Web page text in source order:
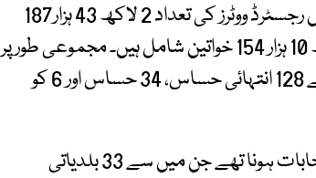
سندھ کے 14 اضلاع میں ضمنی انتخابی حلقوں میں رجسٹرڈ ووٹرز کی تعداد 2 لاکھ 43 ہزار187
ہے، جن میں ایک لاکھ 33 ہزار 38 مرد اور ایک لاکھ 10 ہزار 154 خواتین شامل ہیں۔ مجموعی طور پر
168 پولنگ اسٹیشنز قائم کیے گئے ہیں، جن میں سے 128 انتہائی حساس، 34 حساس اور 6 کو
واضح رہے کہ سندھ میں 67 بلدیاتی نشستوں پر انتخابات ہونا تھے جن میں سے 33 بلدیاتی